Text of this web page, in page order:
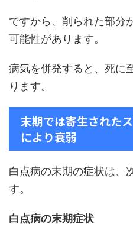
ですから、削られた部分
可能性があります。
病気を併発すると、死に
ります。
末期では寄生された
により衰弱
白点病の末期の症状は、
す。
白点病の末期症状